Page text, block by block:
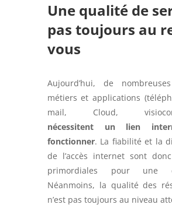
Une qualité de
pas toujours au
vous
Aujourd’hui, de
métiers et applications
mail, Cloud,
nécessitent un lien
fonctionner. La fiabilité et la
de l’accès internet sont
primordiales pour une
Néanmoins, la qualité des
n’est pas toujours au niveau